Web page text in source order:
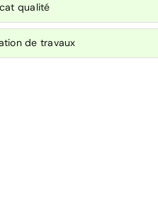
qualité
de travaux